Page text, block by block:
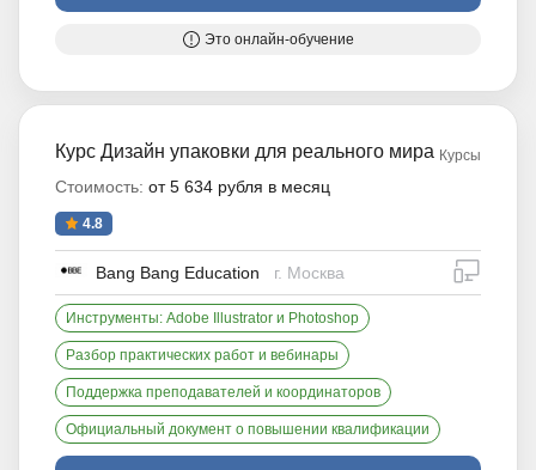
Это онлайн-обучение
Курс Дизайн упаковки для реального мира Курсы
Стоимость: от 5 634 рубля в месяц
4.8
Bang Bang Education г. Москва
Инструменты: Adobe Illustrator и Photoshop
Разбор практических работ и вебинары
Поддержка преподавателей и координаторов
Официальный документ о повышении квалификации